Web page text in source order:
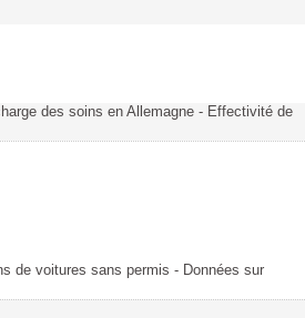
des soins en Allemagne - Effectivité de
de voitures sans permis - Données sur